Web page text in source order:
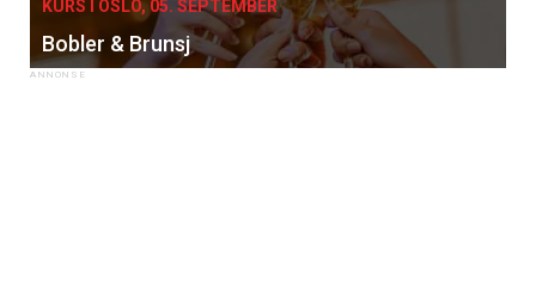
KURS I OSLO, 05. SEPTEMBER
Bobler & Brunsj